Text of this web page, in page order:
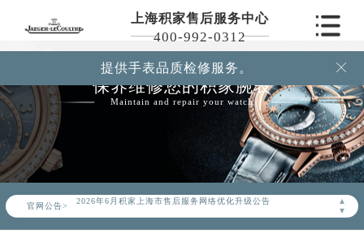
上海积家售后服务中心
400-992-0312
提供手表品质检修服务。 
保养维修您的积家腕表
Maintain and repair your watch
官网公告>
▲
▼